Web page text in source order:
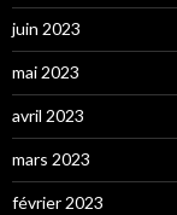
juin 2023
mai 2023
avril 2023
mars 2023
février 2023